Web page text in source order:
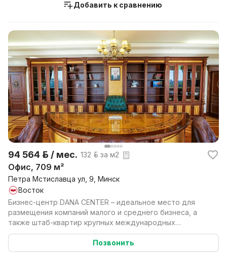
Добавить к сравнению
94 564 р. / мес. 132 р. за м2
Офис, 709 м²
Петра Мстиславца ул, 9, Минск
Восток
Бизнес-центр DANA CENTER – идеальное место для
размещения компаний малого и среднего бизнеса, а
также штаб-квартир крупных международных
компаний. DAN...
Позвонить